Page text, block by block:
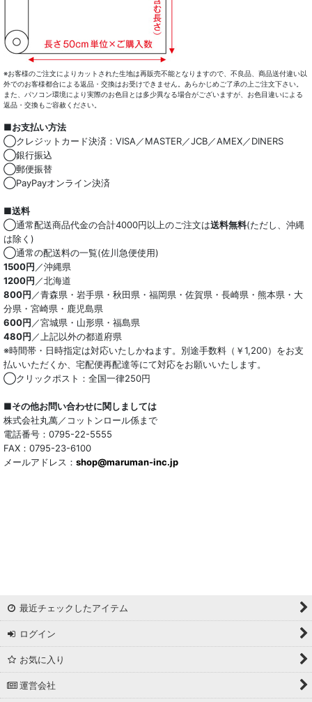
※お客様のご注文によりカットされた生地は再販売不能となりますので、不良品、商品送付違い以
外でのお客様都合による返品・交換はお受けできません。あらかじめご了承の上ご注文下さい。
また、パソコン環境により実際のお色目とは多少異なる場合がございますが、お色目違いによる
返品・交換もご容赦ください。
■お支払い方法
◯クレジットカード決済：VISA／MASTER／JCB／AMEX／DINERS
◯銀行振込
◯郵便振替
◯PayPayオンライン決済
■送料
◯通常配送商品代金の合計4000円以上のご注文は送料無料(ただし、沖縄
は除く)
◯通常の配送料の一覧(佐川急便使用)
1500円 ／沖縄県
1200円 ／北海道
800円 ／青森県・岩手県・秋田県・福岡県・佐賀県・長崎県・熊本県・大
分県・宮崎県・鹿児島県
600円 ／宮城県・山形県・福島県
480円 ／上記以外の都道府県
※時間帯・日時指定は対応いたしかねます。別途手数料（￥1,200）をお支
払いいただくか、宅配便再配達等にて対応をお願いいたします。
◯クリックポスト：全国一律250円
■その他お問い合わせに関しましては
株式会社丸萬／コットンロール係まで
電話番号：0795-22-5555
FAX：0795-23-6100
メールアドレス： shop@maruman-inc.jp
最近チェックしたアイテム
ログイン
お気に入り
運営会社